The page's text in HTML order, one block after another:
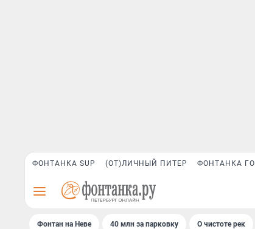
ФОНТАНКА SUP (ОТ)ЛИЧНЫЙ ПИТЕР ФОНТАНКА ГО
Фонтан на Неве 40 млн за парковку О чистоте рек